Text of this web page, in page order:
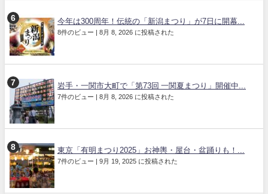
今年は300周年！伝統の「新潟まつり」が7日に開幕...
8件のビュー | 8月 8, 2026 に投稿された
岩手・一関市大町で「第73回 一関夏まつり」開催中...
7件のビュー | 8月 8, 2026 に投稿された
東京「有明まつり2025」お神輿・屋台・盆踊りも！...
7件のビュー | 9月 19, 2025 に投稿された